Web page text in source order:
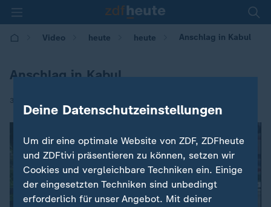
Video heute heute Anschlag in Kabul
Anschlag in Kabul
31.05.2017 | 11:48
Deine Datenschutzeinstellungen
Um dir eine optimale Website von ZDF, ZDFheute
und ZDFtivi präsentieren zu können, setzen wir
Cookies und vergleichbare Techniken ein. Einige
der eingesetzten Techniken sind unbedingt
erforderlich für unser Angebot. Mit deiner